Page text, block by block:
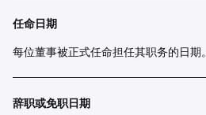
任命日期
每位董事被正式任命担任其职务的日期。
辞职或免职日期